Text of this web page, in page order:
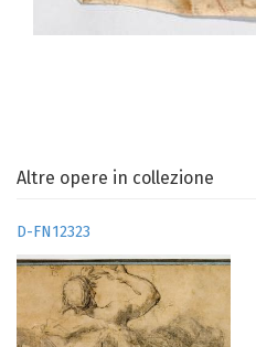
Altre opere in collezione
D-FN12323